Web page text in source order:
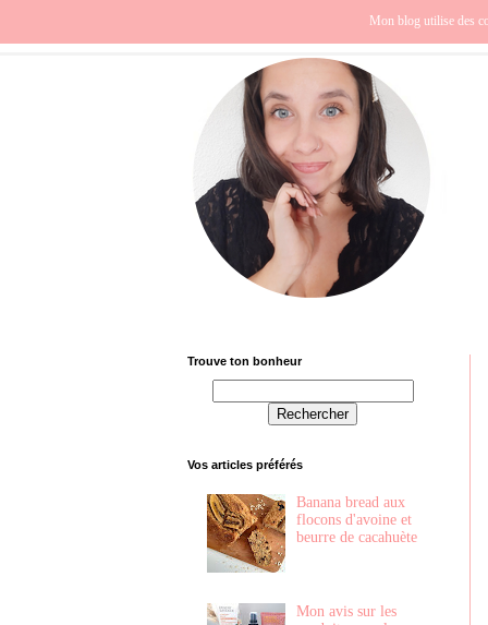
Europe
Trouve ton bonheur
Vos articles préférés
Banana bread aux
flocons d'avoine et
beurre de cacahuète
Mon avis sur les
Mon blog utilise des